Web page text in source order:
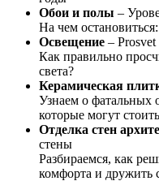
Обои и полы –
На чем
Освещение – Prosvet
Как правильно
света?
Керамическая
Узнаем о фатальных
которые могут
Отделка стен
стены
Разбираемся, как
комфорта и дружить